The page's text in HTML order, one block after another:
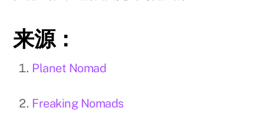
来源：
Planet Nomad
Freaking Nomads